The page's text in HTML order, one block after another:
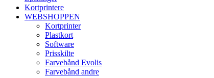
Kortprintere
WEBSHOPPEN
Kortprinter
Plastkort
Software
Prisskilte
Farvebånd Evolis
Farvebånd andre